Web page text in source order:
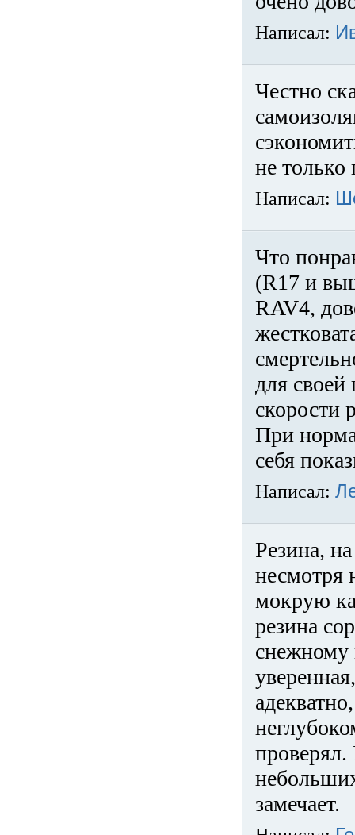
Написал:
Честно
не только
Написал:
Что
(R17 и
RAV4,
для
скорости
При
себя
Написал:
Резина,
несмотря
мокрую
резина
снежному
замечает.